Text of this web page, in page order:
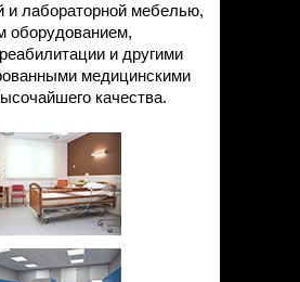
части
обслуживание
мебели
от производителей
медицинской мебели
и лабораторной мебелью,
оборудованием,
и другими
медицинскими
качества.